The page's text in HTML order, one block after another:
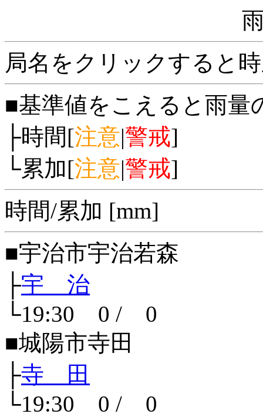
局名をクリックすると
■基準値をこえると雨量
├時間[注意|警戒]
└累加[注意|警戒]
時間/累加 [mm]
■宇治市宇治若森
├宇 治
└19:30 0 / 0
■城陽市寺田
├寺 田
└19:30 0 / 0